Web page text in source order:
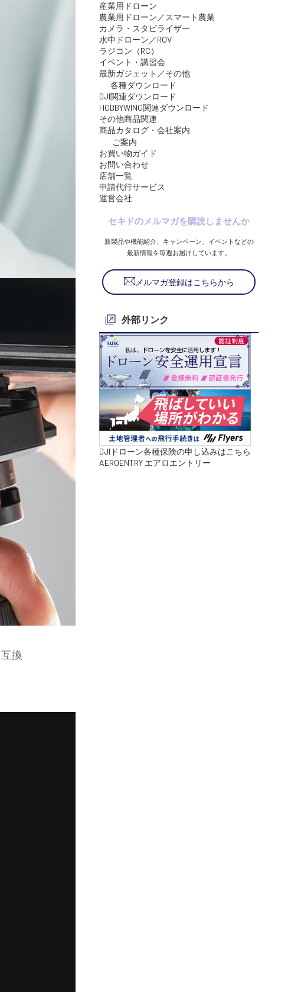
産業用ドローン
農業用ドローン／スマート農業
カメラ・スタビライザー
水中ドローン／ROV
ラジコン（RC）
イベント・講習会
最新ガジェット／その他
各種ダウンロード
DJI関連ダウンロード
HOBBYWING関連ダウンロード
その他商品関連
商品カタログ・会社案内
ご案内
お買い物ガイド
お問い合わせ
店舗一覧
申請代行サービス
運営会社
セキドのメルマガを購読しませんか
新製品や機能紹介、キャンペーン、イベントなどの
最新情報を毎週お届けしています。
メルマガ登録はこちらから
外部リンク
DJIドローン各種保険の申し込みはこちら
AEROENTRY エアロエントリー
換